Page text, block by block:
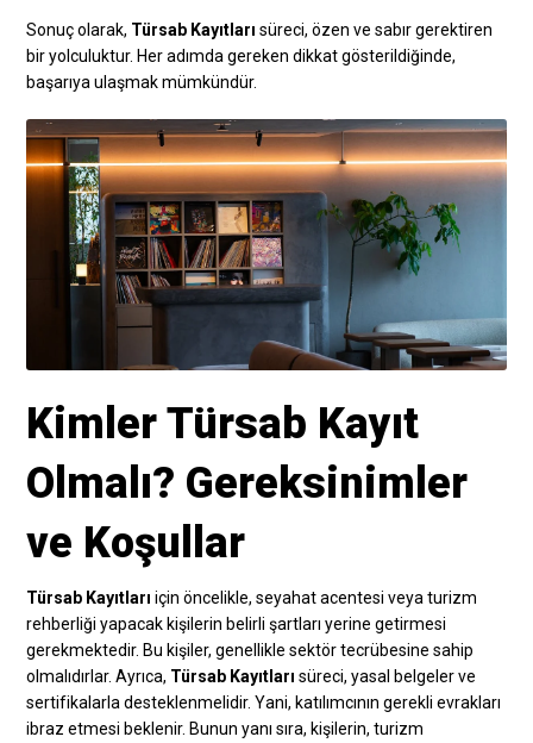
Sonuç olarak, Türsab Kayıtları süreci, özen ve sabır gerektiren
bir yolculuktur. Her adımda gereken dikkat gösterildiğinde,
başarıya ulaşmak mümkündür.
Kimler Türsab Kayıt
Olmalı? Gereksinimler
ve Koşullar
Türsab Kayıtları için öncelikle, seyahat acentesi veya turizm
rehberliği yapacak kişilerin belirli şartları yerine getirmesi
gerekmektedir. Bu kişiler, genellikle sektör tecrübesine sahip
olmalıdırlar. Ayrıca, Türsab Kayıtları süreci, yasal belgeler ve
sertifikalarla desteklenmelidir. Yani, katılımcının gerekli evrakları
ibraz etmesi beklenir. Bunun yanı sıra, kişilerin, turizm